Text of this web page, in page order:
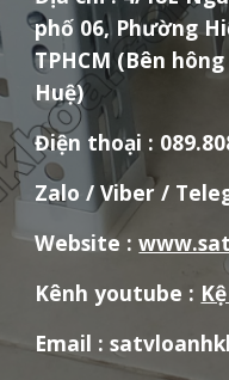
phố 06, Phường
TPHCM (Bên
Huệ)
Điện thoại :
Zalo / Viber /
Website :
Kênh youtube :
Email :